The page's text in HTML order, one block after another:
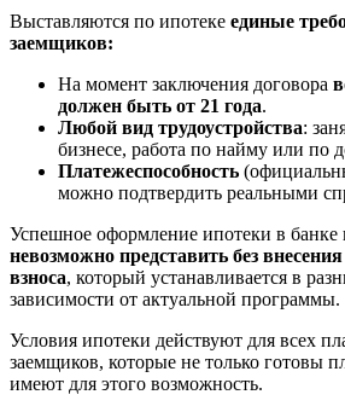
Выставляются по ипотеке единые
заемщиков:
На момент заключения договора
должен быть от 21 года.
Любой вид трудоустройства:
бизнесе, работа по найму или по
Платежеспособность
можно подтвердить реальными
Успешное оформление ипотеки в банке
невозможно представить без
взноса, который устанавливается в
зависимости от актуальной программы.
Условия ипотеки действуют для всех
заемщиков, которые не только готовы
имеют для этого возможность.